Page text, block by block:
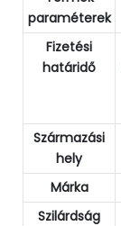
paraméterek
Fizetési
határidő
Származási
hely
Márka
Szilárdság